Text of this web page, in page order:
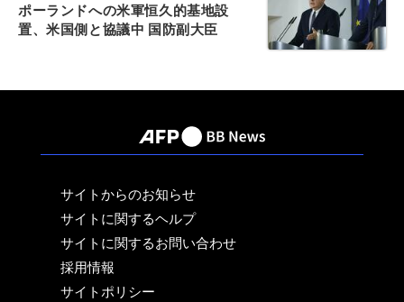
ポーランドへの米軍恒久的基地設
置、米国側と協議中 国防副大臣
サイトからのお知らせ
サイトに関するヘルプ
サイトに関するお問い合わせ
採用情報
サイトポリシー